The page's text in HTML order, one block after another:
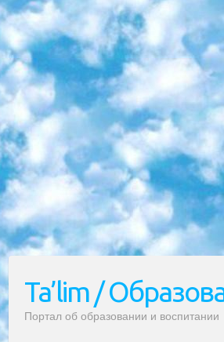
Ta’lim /
Портал об образовании и воспитании